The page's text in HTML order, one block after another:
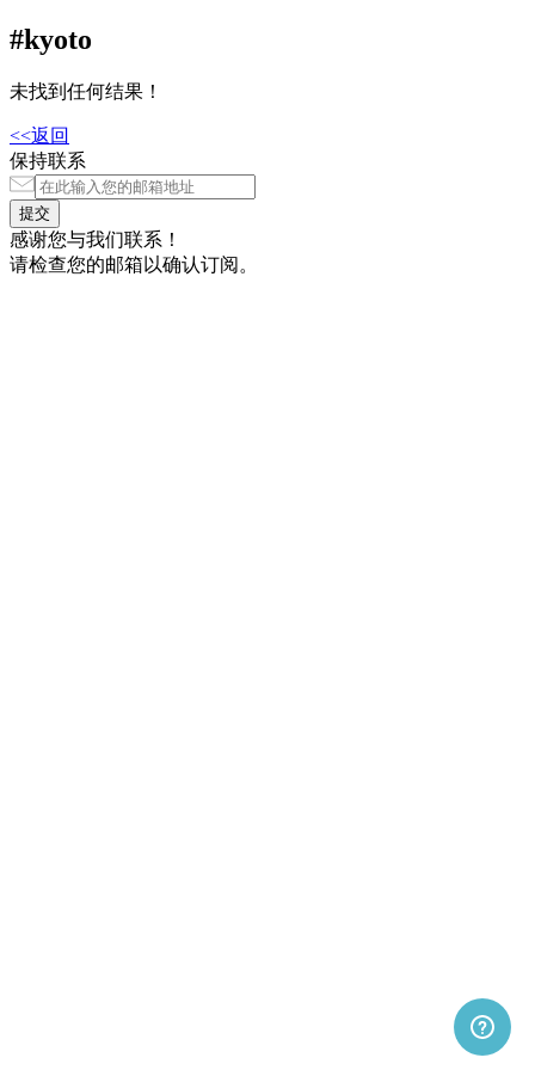
#kyoto
未找到任何结果！
<<返回
保持联系
感谢您与我们联系！
请检查您的邮箱以确认订阅。